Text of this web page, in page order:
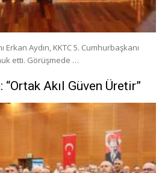
Aydın, KKTC 5. Cumhurbaşkanı
etti. Görüşmede …
Akıl Güven Üretir”